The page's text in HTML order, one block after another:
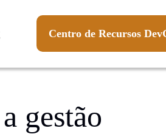
Centro de Recursos
gestão